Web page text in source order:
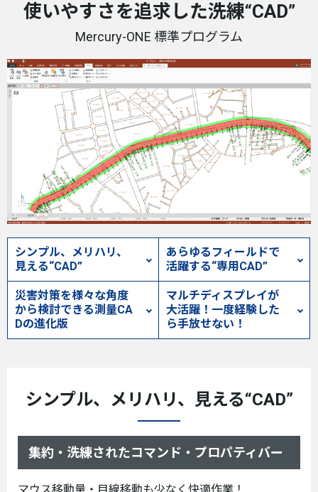
使いやすさを追求した洗練“CAD”
Mercury-ONE 標準プログラム
シンプル、メリハリ、
見える“CAD”
あらゆるフィールドで
活躍する“専用CAD”
災害対策を様々な角度
から検討できる測量CA
Dの進化版
マルチディスプレイが
大活躍！ 一度経験した
ら手放せない！
シンプル、メリハリ、見える“CAD”
集約・洗練されたコマンド・プロパティバー